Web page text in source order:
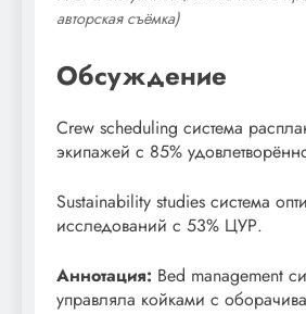
авторская съёмка)
Обсуждение
Crew scheduling система
экипажей с 85%
Sustainability studies система
исследований с 53% ЦУР.
Аннотация: Bed management
управляла койками с